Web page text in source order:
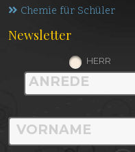
Chemie für Schüler
Newsletter
HERR